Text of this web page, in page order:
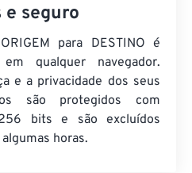
e seguro
para DESTINO é
qualquer navegador.
e a privacidade dos seus
são protegidos com
bits e são excluídos
horas.